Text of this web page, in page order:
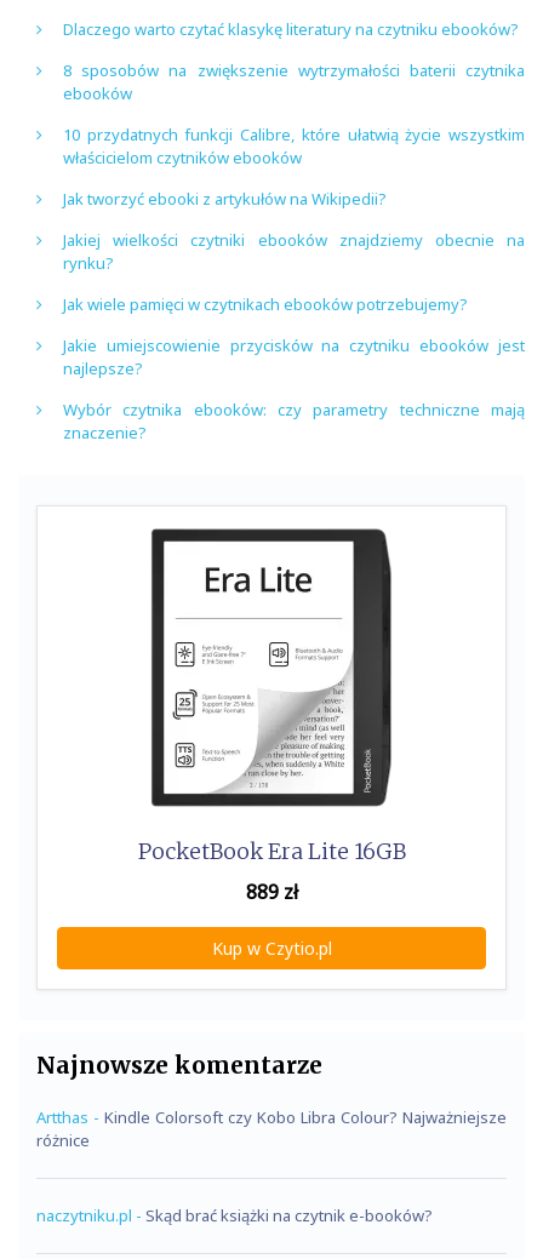
Dlaczego warto czytać klasykę literatury na czytniku ebooków?
8 sposobów na zwiększenie wytrzymałości baterii czytnika
ebooków
10 przydatnych funkcji Calibre, które ułatwią życie wszystkim
właścicielom czytników ebooków
Jak tworzyć ebooki z artykułów na Wikipedii?
Jakiej wielkości czytniki ebooków znajdziemy obecnie na
rynku?
Jak wiele pamięci w czytnikach ebooków potrzebujemy?
Jakie umiejscowienie przycisków na czytniku ebooków jest
najlepsze?
Wybór czytnika ebooków: czy parametry techniczne mają
znaczenie?
PocketBook Era Lite 16GB
889zł
Kup w Czytio.pl
Najnowsze komentarze
Artthas - Kindle Colorsoft czy Kobo Libra Colour? Najważniejsze
różnice
naczytniku.pl - Skąd brać książki na czytnik e-booków?